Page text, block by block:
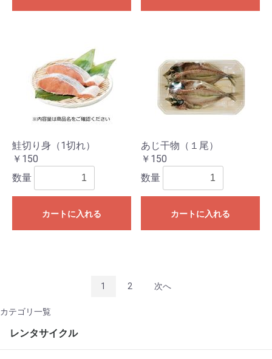
鮭切り身（1切れ）
￥150
数量
カートに入れる
あじ干物（１尾）
￥150
数量
カートに入れる
1 2 次へ
カテゴリ一覧
レンタサイクル